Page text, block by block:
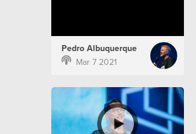
Pedro Albuquerque
Mar 7 2021